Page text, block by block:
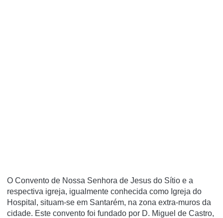
O Convento de Nossa Senhora de Jesus do Sí­tio e a
respectiva igreja, igualmente conhecida como Igreja do
Hospital, situam-se em Santarém, na zona extra-muros da
cidade. Este convento foi fundado por D. Miguel de Castro,